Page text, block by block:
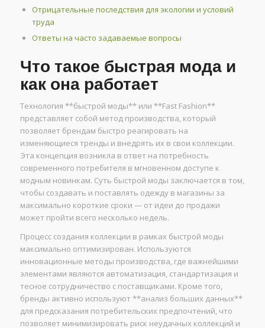
Отрицательные последствия для экологии и условий
труда
Ответы на часто задаваемые вопросы
Что такое быстрая мода и
как она работает
Технология **быстрой моды** или **Fast Fashion**
представляет собой метод производства, который
позволяет брендам быстро реагировать на
изменяющиеся тренды и внедрять их в свои коллекции.
Эта концепция возникла в ответ на потребность
современного потребителя в мгновенном доступе к
модным новинкам. Суть быстрой моды заключается в том,
чтобы создавать и поставлять одежду в магазины за
максимально короткие сроки — от идеи до продажи
может пройти всего несколько недель.
Процесс создания коллекции в рамках быстрой моды
максимально оптимизирован. Используются
инновационные методы производства, где важнейшими
элементами являются автоматизация, стандартизация и
тесное сотрудничество с поставщиками. Кроме того,
бренды активно используют **анализ больших данных**
для предсказания потребительских предпочтений, что
позволяет минимизировать риск неудачных коллекций и